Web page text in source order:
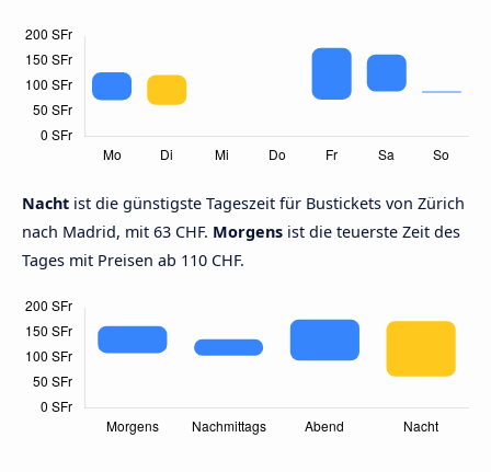
Nacht ist die günstigste Tageszeit für Bustickets von Zürich
nach Madrid, mit 63 CHF. Morgens ist die teuerste Zeit des
Tages mit Preisen ab 110 CHF.